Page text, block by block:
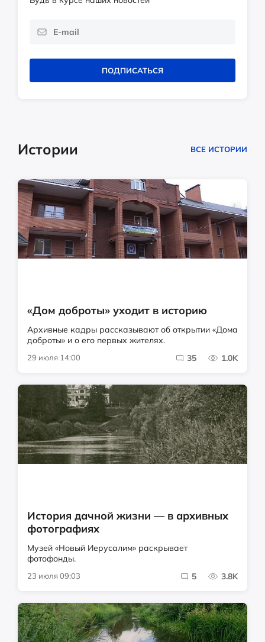
ПОДПИСАТЬСЯ
Истории ВСЕ ИСТОРИИ
«Дом доброты» уходит в историю
Архивные кадры рассказывают об открытии «Дома
доброты» и о его первых жителях.
29 июля 14:00 35 1.0K
История дачной жизни — в архивных
фотографиях
Музей «Новый Иерусалим» раскрывает
фотофонды.
23 июля 09:03 5 3.8K